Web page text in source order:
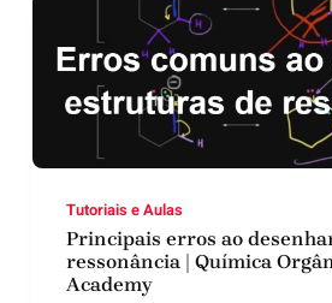
Tutoriais e Aulas
Principais erros ao
ressonância | Química
Academy